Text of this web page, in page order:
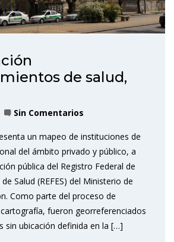
de salud,
Sin Comentarios
un mapeo de instituciones de
del ámbito privado y público, a
pública del Registro Federal de
Salud (REFES) del Ministerio de
Como parte del proceso de
fueron georreferenciados
sin ubicación definida en la […]